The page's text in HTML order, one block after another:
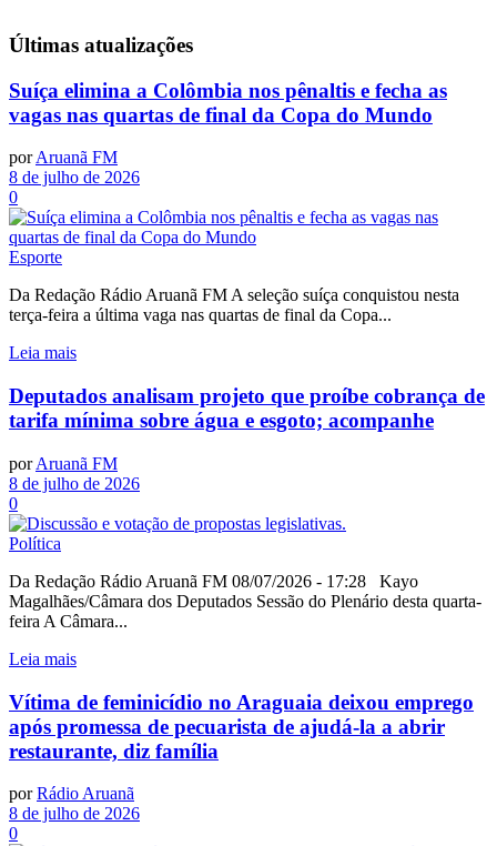
Últimas atualizações
Suíça elimina a Colômbia nos pênaltis e fecha as
vagas nas quartas de final da Copa do Mundo
porAruanã FM
8 de julho de 2026
0
Esporte
Da Redação Rádio Aruanã FM A seleção suíça conquistou nesta
terça-feira a última vaga nas quartas de final da Copa...
Leia mais
Deputados analisam projeto que proíbe cobrança de
tarifa mínima sobre água e esgoto; acompanhe
por Aruanã FM
8 de julho de 2026
0
Política
Da Redação Rádio Aruanã FM 08/07/2026 - 17:28 Kayo
Magalhães/Câmara dos Deputados Sessão do Plenário desta quarta-
feira A Câmara...
Leia mais
Vítima de feminicídio no Araguaia deixou emprego
após promessa de pecuarista de ajudá-la a abrir
restaurante, diz família
por Rádio Aruanã
8 de julho de 2026
0